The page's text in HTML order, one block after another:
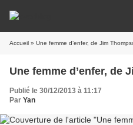
Accueil » Une femme d’enfer, de Jim
Une femme d’enfer, de
Publié le 30/12/2013 à 11:17
Par Yan